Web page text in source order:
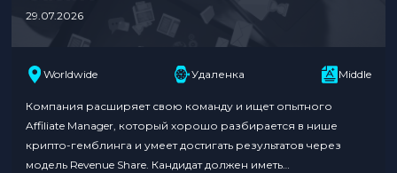
29.07.2026
Worldwide Удаленка Middle
Компания расширяет свою команду и ищет опытного
Affiliate Manager, который хорошо разбирается в нише
крипто-гемблинга и умеет достигать результатов через
модель Revenue Share. Кандидат должен иметь